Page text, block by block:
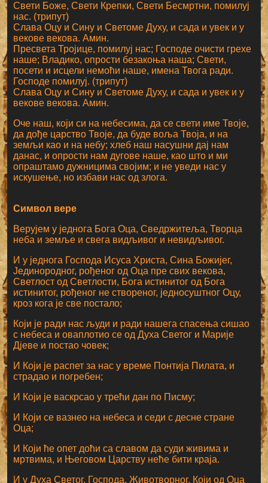
Свети Боже, Свети Крепки, Свети Бесмртни, помилуј
нас. (трипут)
Слава Оцу и Сину и Светоме Духу, и сада и увек и у
векове векова. Амин.
Пресвета Тројице, помилуј нас; Господе очисти грехе
наше; Владико, опрости безакоња наша; Свети,
посети и исцели немоћи наше, имена Твога ради.
Господе помилуј. (трипут)
Слава Оцу и Сину и Светоме Духу, и сада и увек и у
векове векова. Амин.
Оче наш, који си на небесима, да се свети име Твоје,
да дође царство Твоје, да буде воља Твоја, и на
земљи као и на небу; хлеб наш насушни дај нам
данас, и опрости нам дугове наше, као што и ми
опраштамо дужницима својим; и не уведи нас у
искушење, но избави нас од злога.
Символ вере
Верујем у једнога Бога Оца, Сведржитеља, Творца
неба и земље и свега видљивог и невидљивог.
И у једнога Господа Исуса Христа, Сина Божијег,
Јединородног, рођеног од Оца пре свих векова,
Светлост од Светлости, Бога истинитог од Бога
истинитог, рођеног не створеног, једносуштног Оцу,
кроз кога је све постало;
Који је ради нас људи и ради нашега спасења сишао
с небеса и оваплотио се од Духа Светог и Марије
Дјеве и постао човек;
И Који је распет за нас у време Понтија Пилата, и
страдао и погребен;
И Који је васкрсао у трећи дан по Писму;
И Који се вазнео на небеса и седи с десне стране
Оца;
И Који ће опет доћи са славом да суди живима и
мртвима, и Његовом Царству неће бити краја.
И у Духа Светог, Господа, Животворног, Који од Оца